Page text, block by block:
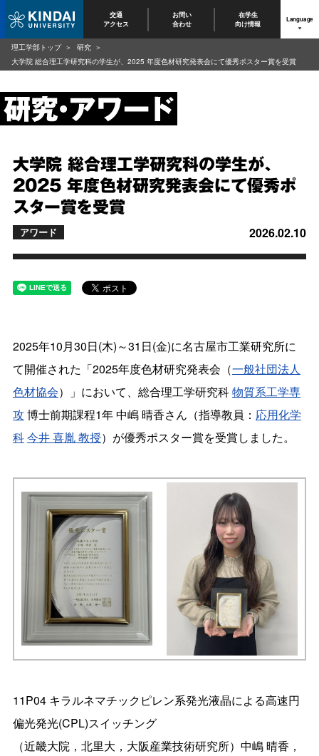
交通
アクセス
お問い
合わせ
在学生
向け情報
Language
大学院 総合理工学研究科の学生が、
2025 年度色材研究発表会にて優秀ポ
スター賞を受賞
2026.02.10
アワード
2025年10月30日(木)～31日(金)に名古屋市工業研究所に
て開催された「2025年度色材研究発表会（一般社団法人
色材協会）」において、総合理工学研究科物質系工学専
攻博士前期課程1年 中嶋 晴香さん（指導教員： 応用化学
科今井 喜胤 教授）が優秀ポスター賞を受賞しました。
11P04 キラルネマチックピレン系発光液晶による高速円
偏光発光(CPL)スイッチング
（近畿大院，北里大，大阪産業技術研究所）中嶋 晴香，
理工学部トップ
研究
大学院 総合理工学研究科の学生が、2025 年度色材研究発表会にて優秀ポスター賞を受賞